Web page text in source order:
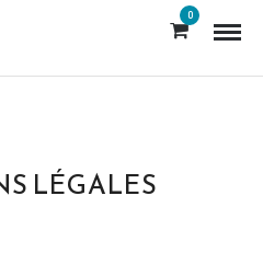
0
LÉGALES